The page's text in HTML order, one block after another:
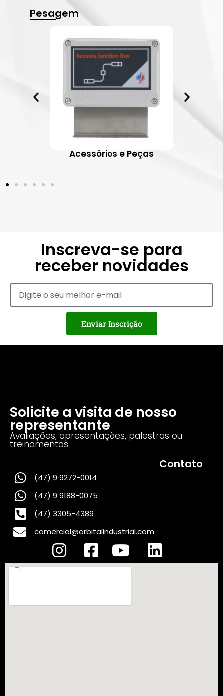
Pesagem
Acessórios e Peças
Inscreva-se para
receber novidades
Enviar Inscrição
Solicite a visita de nosso
representante
Avaliações, apresentações, palestras ou
treinamentos
Contato
(47) 9 9272-0014
(47) 9 9188-0075
(47) 3305-4389
comercial@orbitalindustrial.com